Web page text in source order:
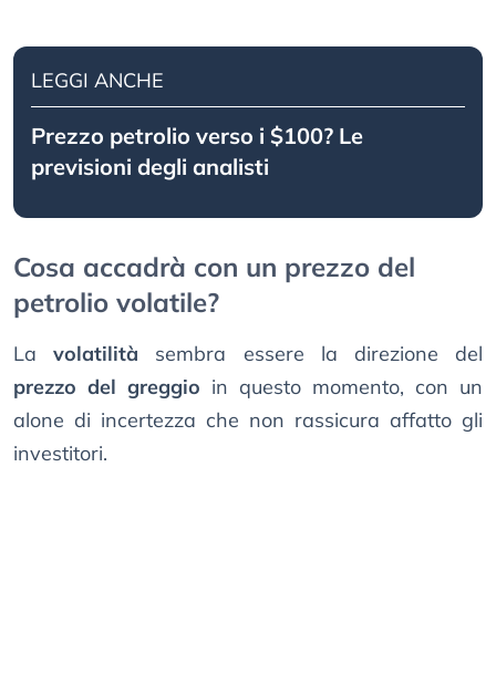
LEGGI ANCHE
Prezzo petrolio verso i $100? Le
previsioni degli analisti
Cosa accadrà con un prezzo del
petrolio volatile?
Lavolatilità sembra essere la direzione del
prezzo del greggio in questo momento, con un
alone di incertezza che non rassicura affatto gli
investitori.